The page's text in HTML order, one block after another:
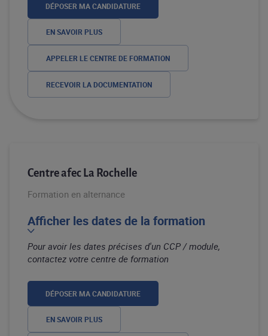
DÉPOSER MA CANDIDATURE
EN SAVOIR PLUS
APPELER LE CENTRE DE FORMATION
RECEVOIR LA DOCUMENTATION
Centre afec La Rochelle
Formation en alternance
Afficher les dates de la formation
Pour avoir les dates précises d'un CCP / module,
contactez votre centre de formation
DÉPOSER MA CANDIDATURE
EN SAVOIR PLUS